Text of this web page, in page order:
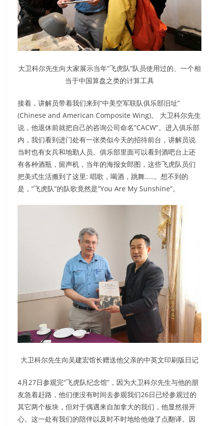
大卫科尔先生向大家展示当年“飞虎队”队员使用过的、一个相
当于中国算盘之类的计算工具
接着，讲解员带着我们来到“中美空军联队俱乐部旧址”
(Chinese and American Composite Wing)。 大卫科尔先生
说，他退休前就把自己的咨询公司命名”CACW”。进入俱乐部
内，我们看到进门处有一张类似今天的招待前台，讲解员说
当时也有女兵和地勤人员。俱乐部里面可以看到酒吧台上还
有各种酒瓶，留声机，当年的海报女郎图，这些飞虎队员们
把美式生活搬到了这里: 唱歌，喝酒，跳舞…..。想不到的
是，“飞虎队”的队歌竟然是“You Are My Sunshine”。
大卫科尔先生向吴建宏馆长赠送他父亲的中英文印刷版日记
4月27日参观完“飞虎队纪念馆”，因为大卫科尔先生与他的朋
友急着赶路，他们便没有时间去参观我们26日已经参观过的
其它两个板块，但对于偶遇来自加拿大的我们，他显然很开
心。这一处有我们的陪伴以及时不时地给他做了点翻译。因